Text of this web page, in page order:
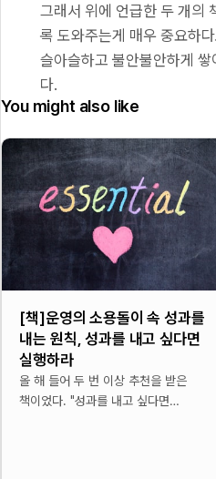
그래서 위에 언급한 두 개의
록 도와주는게 매우 중요하
슬아슬하고 불안불안하게
다.
You might also like
[책]운영의 소용돌이 속 성과를
내는 원칙, 성과를 내고 싶다면
실행하라
올 해 들어 두 번 이상 추천을 받은
책이었다. "성과를 내고 싶다면